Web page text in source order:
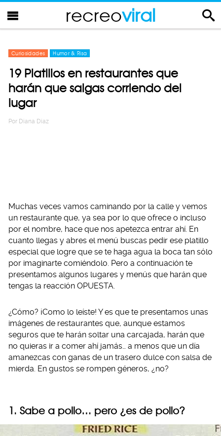
recreoviral
Curiosidades Humor & Risa
19 Platillos en restaurantes que
harán que salgas corriendo del
lugar
Por Diana Diaz
Muchas veces vamos caminando por la calle y vemos
un restaurante que, ya sea por lo que ofrece o incluso
por el nombre, hace que nos apetezca entrar ahí. En
cuanto llegas y abres el menú buscas pedir ese platillo
especial que logre que se te haga agua la boca tan sólo
por imaginarte comiéndolo. Pero a continuación te
presentamos algunos lugares y menús que harán que
tengas la reacción OPUESTA.
¿Cómo? ¡Como lo leíste! Y es que te presentamos unas
imágenes de restaurantes que, aunque estamos
seguros que te harán soltar una carcajada, harán que
no quieras ir a comer ahí jamás… a menos que un día
amanezcas con ganas de un trasero dulce con salsa de
mierda. En gustos se rompen géneros, ¿no?
1. Sabe a pollo… pero ¿es de pollo?